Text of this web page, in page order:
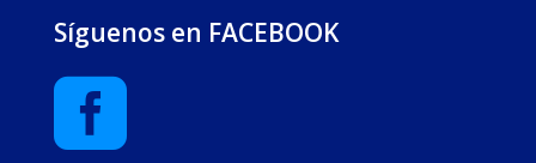
Síguenos en FACEBOOK
